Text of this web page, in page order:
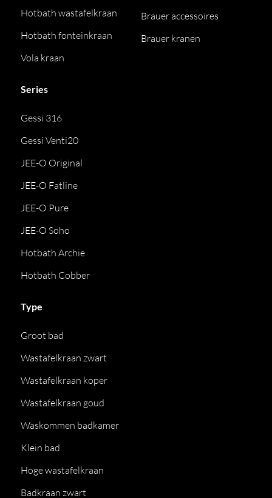
Hotbath wastafelkraan
Hotbath fonteinkraan
Vola kraan
Brauer accessoires
Brauer kranen
Series
Gessi 316
Gessi Venti20
JEE-O Original
JEE-O Fatline
JEE-O Pure
JEE-O Soho
Hotbath Archie
Hotbath Cobber
Type
Groot bad
Wastafelkraan zwart
Wastafelkraan koper
Wastafelkraan goud
Waskommen badkamer
Klein bad
Hoge wastafelkraan
Badkraan zwart